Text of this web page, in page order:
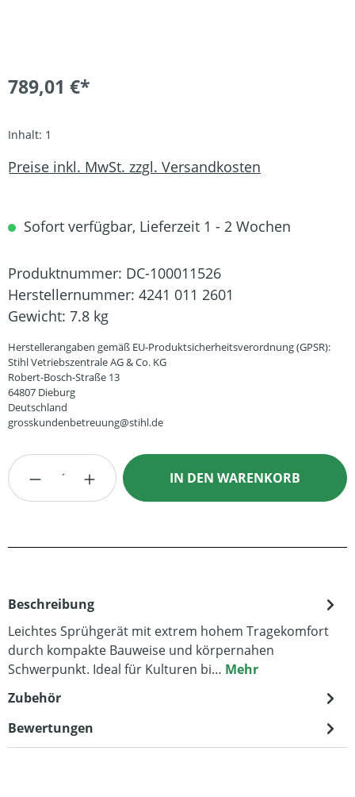
789,01 €*
Inhalt: 1
Preise inkl. MwSt. zzgl. Versandkosten
Sofort verfügbar, Lieferzeit 1 - 2 Wochen
Produktnummer: DC-100011526
Herstellernummer: 4241 011 2601
Gewicht: 7.8 kg
Herstellerangaben gemäß EU-Produktsicherheitsverordnung (GPSR):
Stihl Vetriebszentrale AG & Co. KG
Robert-Bosch-Straße 13
64807 Dieburg
Deutschland
grosskundenbetreuung@stihl.de
Produkt Anzahl: Gib den gewünschten
IN DEN WARENKORB
Beschreibung
Leichtes Sprühgerät mit extrem hohem Tragekomfort
durch kompakte Bauweise und körpernahen
Schwerpunkt. Ideal für Kulturen bi… Mehr
Zubehör
Bewertungen